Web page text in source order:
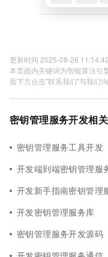
更新时间 2025-08-26 11:14:42
本页面内关键词为智能算法引
面下方点击"联系我们"与我们沟
密钥管理服务开发相
密钥管理服务工具开发
开发端到端密钥管理服
开发新手指南密钥管理
开发密钥管理服务库
密钥管理服务开发源码